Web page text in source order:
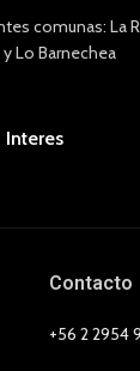
comunas: La
Lo Barnechea
Interes
Contacto
+56 2 2954